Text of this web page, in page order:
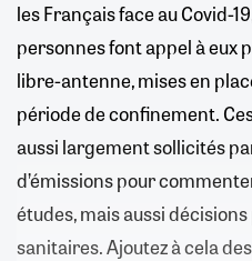
les Français face au Covid-
personnes font appel à eux
libre-antenne, mises en
période de confinement.
aussi largement sollicités
d’émissions pour
études, mais aussi
sanitaires. Ajoutez à cela